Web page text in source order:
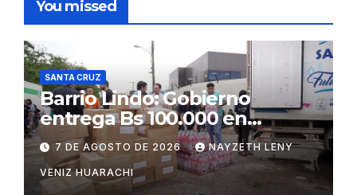
You missed
SANTA CRUZ
Barrio Lindo: Gobierno
entrega Bs 100.000 en
insumos para afectados
7 DE AGOSTO DE 2026 NAYZETH LENY
VENIZ HUARACHI